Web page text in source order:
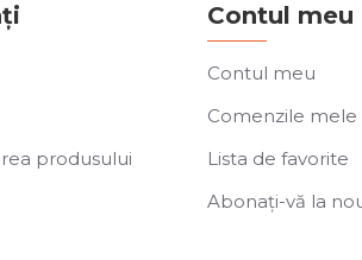
produsului
Contul meu
Contul meu
Comenzile mele
Lista de favorite
Abonați-vă la